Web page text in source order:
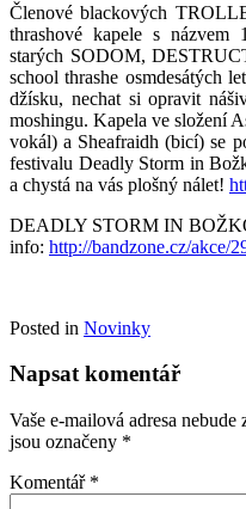
Členové blackových
thrashové kapele s
starých SODOM,
school thrashe osmdesátých
džísku, nechat si opravit
moshingu. Kapela ve složení
vokál) a Sheafraidh (bicí) se
festivalu Deadly Storm in
a chystá na vás plošný nálet!
DEADLY STORM IN
info: http://bandzone.cz/akce/
Posted in Novinky
Napsat komentář
Vaše e-mailová adresa nebude
jsou označeny *
Komentář *